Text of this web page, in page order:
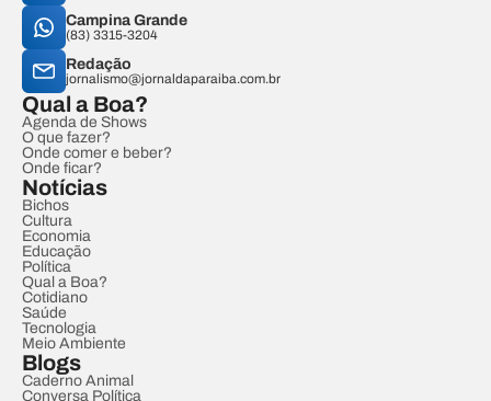
Campina Grande
(83) 3315-3204
Redação
jornalismo@jornaldaparaiba.com.br
Qual a Boa?
Agenda de Shows
O que fazer?
Onde comer e beber?
Onde ficar?
Notícias
Bichos
Cultura
Economia
Educação
Política
Qual a Boa?
Cotidiano
Saúde
Tecnologia
Meio Ambiente
Blogs
Caderno Animal
Conversa Política